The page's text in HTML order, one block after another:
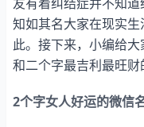
知如其名大家在现实
此。接下来，小编给
和二个字最吉利最旺财
2个字女人好运的微信